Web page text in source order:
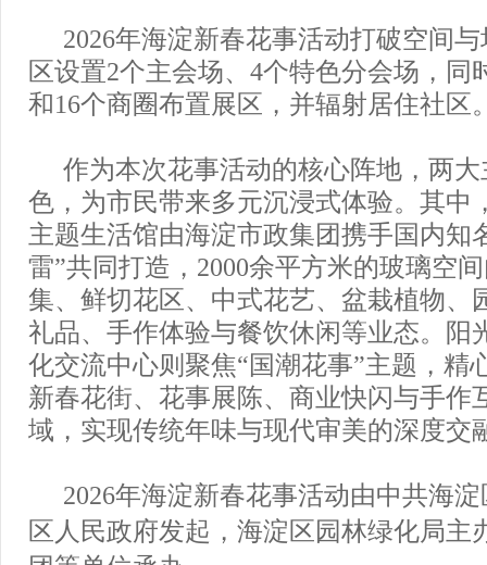
2026年海淀新春花事活动打破空间
区设置2个主会场、4个特色分会场，同
和16个商圈布置展区，并辐射居住社区
作为本次花事活动的核心阵地，两
色，为市民带来多元沉浸式体验。其中
主题生活馆由海淀市政集团携手国内知
雷”共同打造，2000余平方米的玻璃空
集、鲜切花区、中式花艺、盆栽植物、
礼品、手作体验与餐饮休闲等业态。
阳
化交流中心则聚焦“国潮花事”主题，精
新春花街、花事展陈、商业快闪与手作
域，实现传统年味与现代审美的深度交
2026年海淀新春花事活动由中共海
区人民政府发起，海淀区园林绿化局主